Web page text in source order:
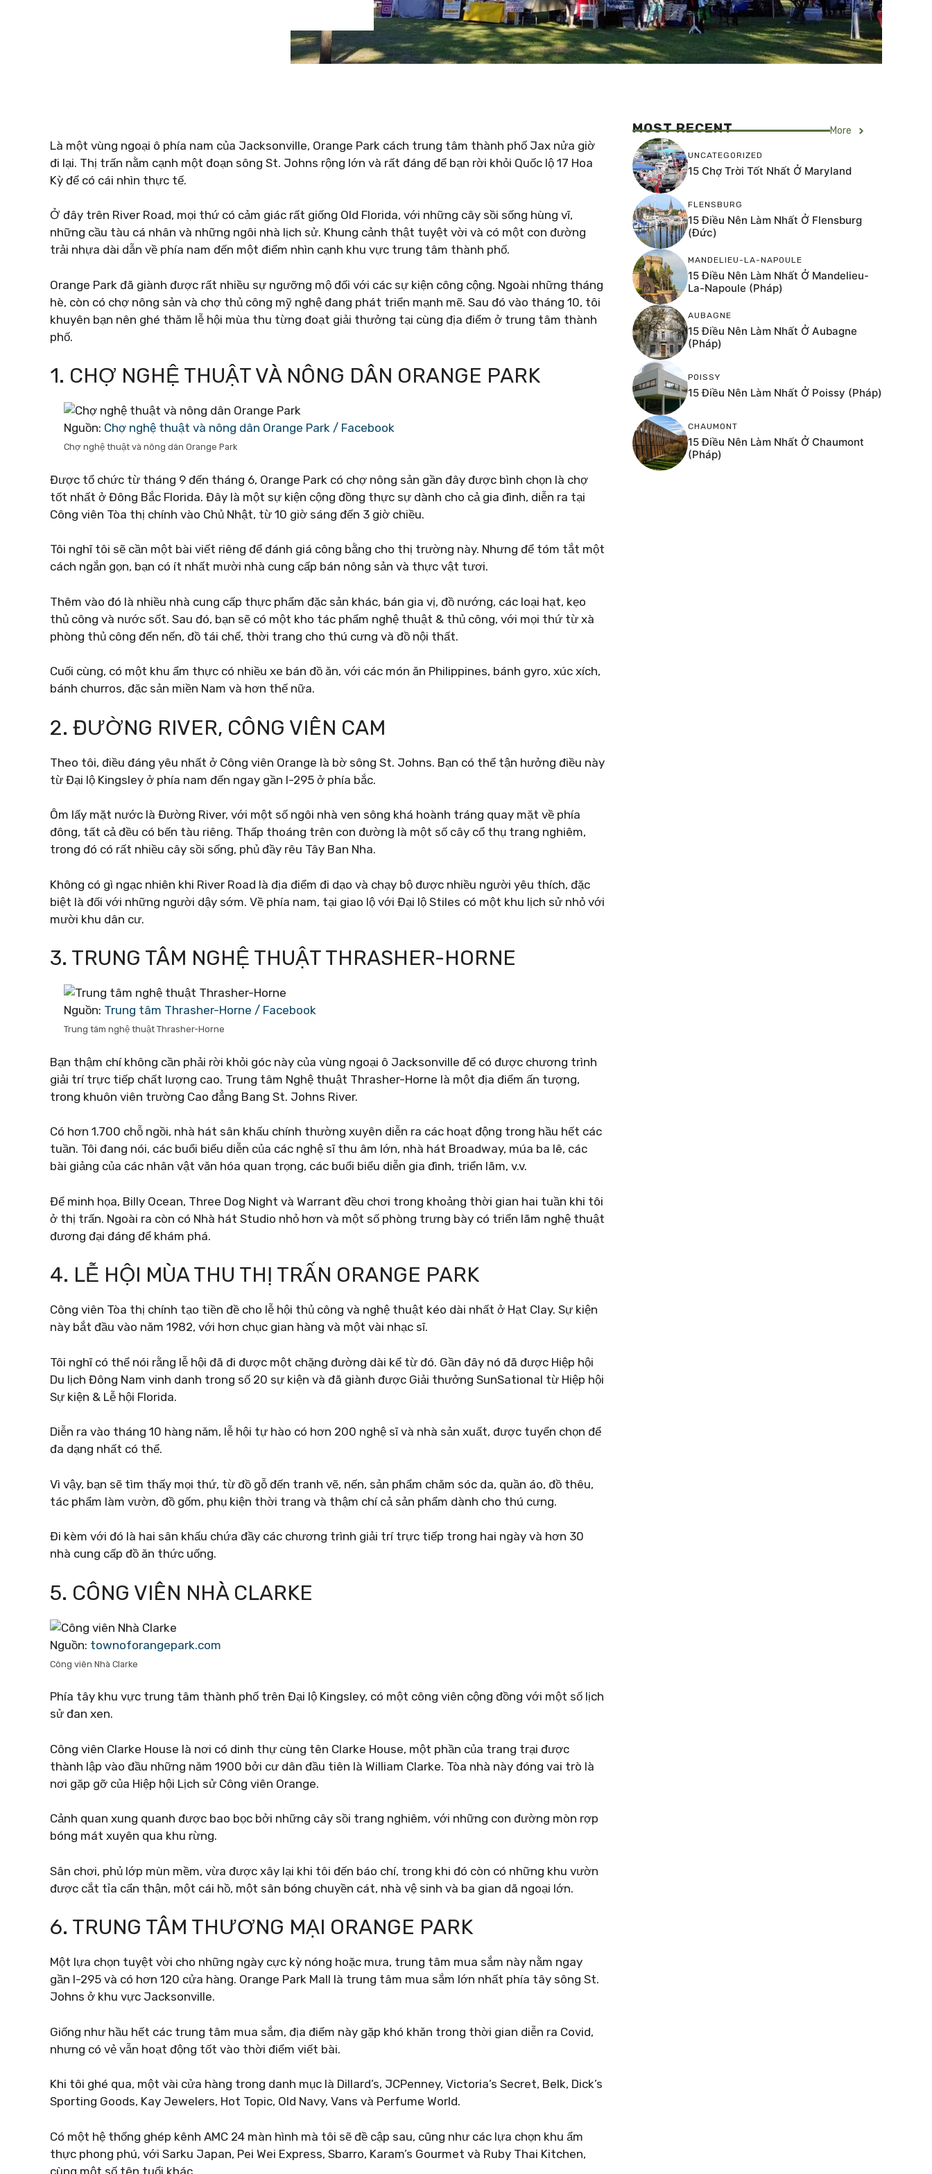
Là một vùng ngoại ô phía nam của Jacksonville, Orange Park cách trung tâm thành phố Jax nửa giờ
đi lại. Thị trấn nằm cạnh một đoạn sông St. Johns rộng lớn và rất đáng để bạn rời khỏi Quốc lộ 17 Hoa
Kỳ để có cái nhìn thực tế.
Ở đây trên River Road, mọi thứ có cảm giác rất giống Old Florida, với những cây sồi sống hùng vĩ,
những cầu tàu cá nhân và những ngôi nhà lịch sử. Khung cảnh thật tuyệt vời và có một con đường
trải nhựa dài dẫn về phía nam đến một điểm nhìn cạnh khu vực trung tâm thành phố.
Orange Park đã giành được rất nhiều sự ngưỡng mộ đối với các sự kiện công cộng. Ngoài những tháng
hè, còn có chợ nông sản và chợ thủ công mỹ nghệ đang phát triển mạnh mẽ. Sau đó vào tháng 10, tôi
khuyên bạn nên ghé thăm lễ hội mùa thu từng đoạt giải thưởng tại cùng địa điểm ở trung tâm thành
phố.
1. CHỢ NGHỆ THUẬT VÀ NÔNG DÂN ORANGE PARK
Nguồn: Chợ nghệ thuật và nông dân Orange Park / Facebook
Chợ nghệ thuật và nông dân Orange Park
Được tổ chức từ tháng 9 đến tháng 6, Orange Park có chợ nông sản gần đây được bình chọn là chợ
tốt nhất ở Đông Bắc Florida. Đây là một sự kiện cộng đồng thực sự dành cho cả gia đình, diễn ra tại
Công viên Tòa thị chính vào Chủ Nhật, từ 10 giờ sáng đến 3 giờ chiều.
Tôi nghĩ tôi sẽ cần một bài viết riêng để đánh giá công bằng cho thị trường này. Nhưng để tóm tắt một
cách ngắn gọn, bạn có ít nhất mười nhà cung cấp bán nông sản và thực vật tươi.
Thêm vào đó là nhiều nhà cung cấp thực phẩm đặc sản khác, bán gia vị, đồ nướng, các loại hạt, kẹo
thủ công và nước sốt. Sau đó, bạn sẽ có một kho tác phẩm nghệ thuật & thủ công, với mọi thứ từ xà
phòng thủ công đến nến, đồ tái chế, thời trang cho thú cưng và đồ nội thất.
Cuối cùng, có một khu ẩm thực có nhiều xe bán đồ ăn, với các món ăn Philippines, bánh gyro, xúc xích,
bánh churros, đặc sản miền Nam và hơn thế nữa.
2. ĐƯỜNG RIVER, CÔNG VIÊN CAM
Theo tôi, điều đáng yêu nhất ở Công viên Orange là bờ sông St. Johns. Bạn có thể tận hưởng điều này
từ Đại lộ Kingsley ở phía nam đến ngay gần I-295 ở phía bắc.
Ôm lấy mặt nước là Đường River, với một số ngôi nhà ven sông khá hoành tráng quay mặt về phía
đông, tất cả đều có bến tàu riêng. Thấp thoáng trên con đường là một số cây cổ thụ trang nghiêm,
trong đó có rất nhiều cây sồi sống, phủ đầy rêu Tây Ban Nha.
Không có gì ngạc nhiên khi River Road là địa điểm đi dạo và chạy bộ được nhiều người yêu thích, đặc
biệt là đối với những người dậy sớm. Về phía nam, tại giao lộ với Đại lộ Stiles có một khu lịch sử nhỏ với
mười khu dân cư.
3. TRUNG TÂM NGHỆ THUẬT THRASHER-HORNE
Nguồn: Trung tâm Thrasher-Horne / Facebook
Trung tâm nghệ thuật Thrasher-Horne
Bạn thậm chí không cần phải rời khỏi góc này của vùng ngoại ô Jacksonville để có được chương trình
giải trí trực tiếp chất lượng cao. Trung tâm Nghệ thuật Thrasher-Horne là một địa điểm ấn tượng,
trong khuôn viên trường Cao đẳng Bang St. Johns River.
Có hơn 1.700 chỗ ngồi, nhà hát sân khấu chính thường xuyên diễn ra các hoạt động trong hầu hết các
tuần. Tôi đang nói, các buổi biểu diễn của các nghệ sĩ thu âm lớn, nhà hát Broadway, múa ba lê, các
bài giảng của các nhân vật văn hóa quan trọng, các buổi biểu diễn gia đình, triển lãm, v.v.
Để minh họa, Billy Ocean, Three Dog Night và Warrant đều chơi trong khoảng thời gian hai tuần khi tôi
ở thị trấn. Ngoài ra còn có Nhà hát Studio nhỏ hơn và một số phòng trưng bày có triển lãm nghệ thuật
đương đại đáng để khám phá.
4. LỄ HỘI MÙA THU THỊ TRẤN ORANGE PARK
Công viên Tòa thị chính tạo tiền đề cho lễ hội thủ công và nghệ thuật kéo dài nhất ở Hạt Clay. Sự kiện
này bắt đầu vào năm 1982, với hơn chục gian hàng và một vài nhạc sĩ.
Tôi nghĩ có thể nói rằng lễ hội đã đi được một chặng đường dài kể từ đó. Gần đây nó đã được Hiệp hội
Du lịch Đông Nam vinh danh trong số 20 sự kiện và đã giành được Giải thưởng SunSational từ Hiệp hội
Sự kiện & Lễ hội Florida.
Diễn ra vào tháng 10 hàng năm, lễ hội tự hào có hơn 200 nghệ sĩ và nhà sản xuất, được tuyển chọn để
đa dạng nhất có thể.
Vì vậy, bạn sẽ tìm thấy mọi thứ, từ đồ gỗ đến tranh vẽ, nến, sản phẩm chăm sóc da, quần áo, đồ thêu,
tác phẩm làm vườn, đồ gốm, phụ kiện thời trang và thậm chí cả sản phẩm dành cho thú cưng.
Đi kèm với đó là hai sân khấu chứa đầy các chương trình giải trí trực tiếp trong hai ngày và hơn 30
nhà cung cấp đồ ăn thức uống.
5. CÔNG VIÊN NHÀ CLARKE
Nguồn: townoforangepark.com
Công viên Nhà Clarke
Phía tây khu vực trung tâm thành phố trên Đại lộ Kingsley, có một công viên cộng đồng với một số lịch
sử đan xen.
Công viên Clarke House là nơi có dinh thự cùng tên Clarke House, một phần của trang trại được
thành lập vào đầu những năm 1900 bởi cư dân đầu tiên là William Clarke. Tòa nhà này đóng vai trò là
nơi gặp gỡ của Hiệp hội Lịch sử Công viên Orange.
Cảnh quan xung quanh được bao bọc bởi những cây sồi trang nghiêm, với những con đường mòn rợp
bóng mát xuyên qua khu rừng.
Sân chơi, phủ lớp mùn mềm, vừa được xây lại khi tôi đến báo chí, trong khi đó còn có những khu vườn
được cắt tỉa cẩn thận, một cái hồ, một sân bóng chuyền cát, nhà vệ sinh và ba gian dã ngoại lớn.
6. TRUNG TÂM THƯƠNG MẠI ORANGE PARK
Một lựa chọn tuyệt vời cho những ngày cực kỳ nóng hoặc mưa, trung tâm mua sắm này nằm ngay
gần I-295 và có hơn 120 cửa hàng. Orange Park Mall là trung tâm mua sắm lớn nhất phía tây sông St.
Johns ở khu vực Jacksonville.
Giống như hầu hết các trung tâm mua sắm, địa điểm này gặp khó khăn trong thời gian diễn ra Covid,
nhưng có vẻ vẫn hoạt động tốt vào thời điểm viết bài.
Khi tôi ghé qua, một vài cửa hàng trong danh mục là Dillard’s, JCPenney, Victoria’s Secret, Belk, Dick’s
Sporting Goods, Kay Jewelers, Hot Topic, Old Navy, Vans và Perfume World.
Có một hệ thống ghép kênh AMC 24 màn hình mà tôi sẽ đề cập sau, cũng như các lựa chọn khu ẩm
thực phong phú, với Sarku Japan, Pei Wei Express, Sbarro, Karam’s Gourmet và Ruby Thai Kitchen,
cùng một số tên tuổi khác.
MOST RECENT More
UNCATEGORIZED
15 Chợ Trời Tốt Nhất Ở Maryland
FLENSBURG
15 Điều Nên Làm Nhất Ở Flensburg
(Đức)
MANDELIEU-LA-NAPOULE
15 Điều Nên Làm Nhất Ở Mandelieu-
La-Napoule (Pháp)
AUBAGNE
15 Điều Nên Làm Nhất Ở Aubagne
(Pháp)
POISSY
15 Điều Nên Làm Nhất Ở Poissy (Pháp)
CHAUMONT
15 Điều Nên Làm Nhất Ở Chaumont
(Pháp)